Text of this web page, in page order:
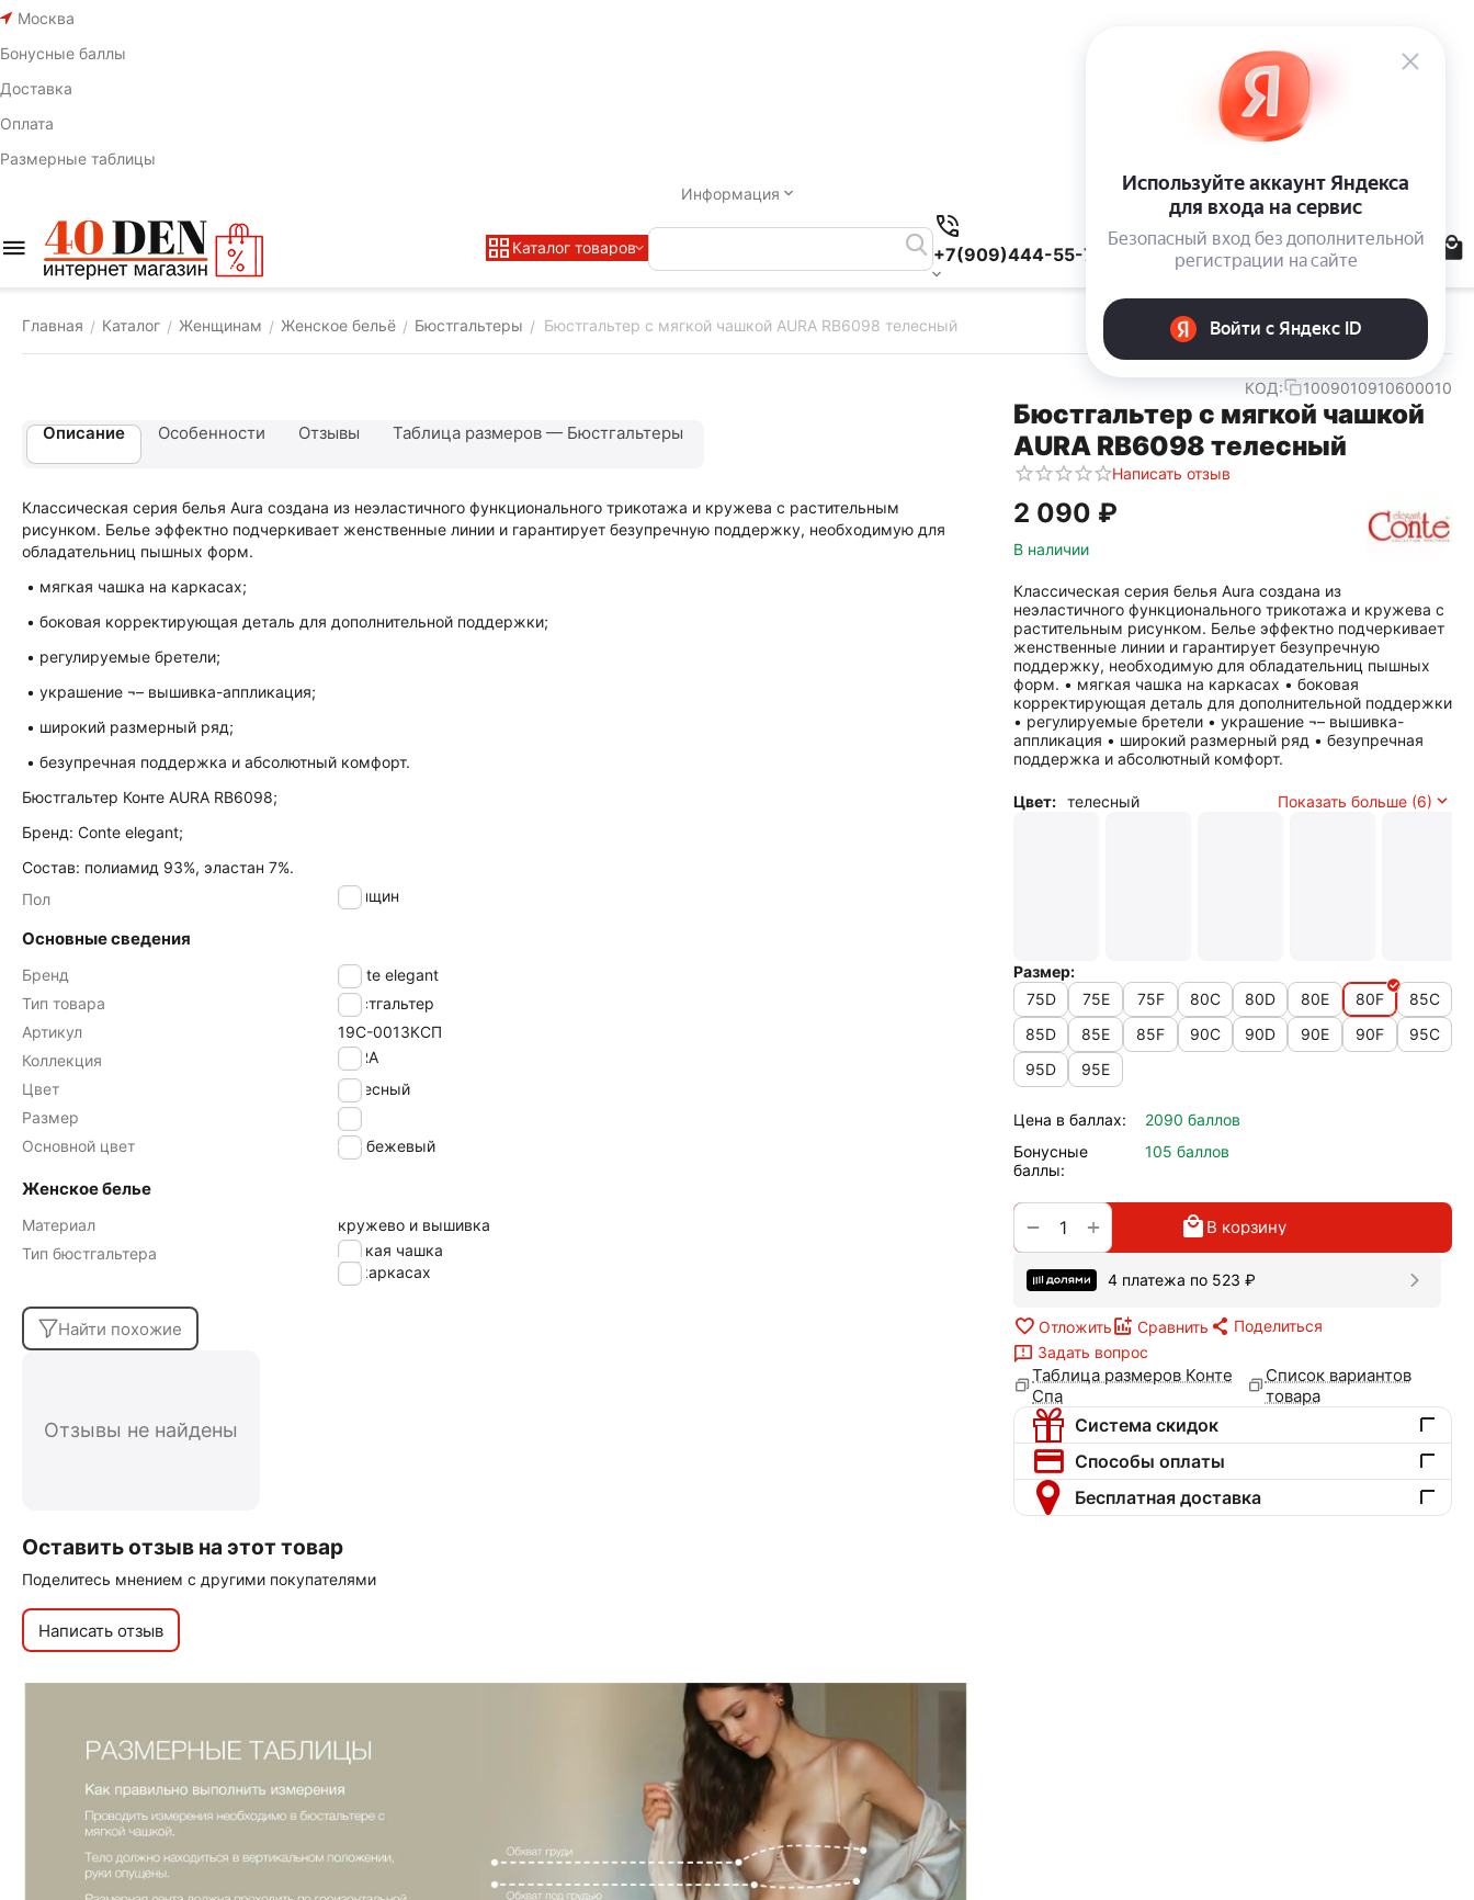
Москва
Бонусные баллы
Доставка
Оплата
Размерные таблицы
Информация
Каталог товаров +7(909)444-55-78
Главная / Каталог / Женщинам / Женское бельё / Бюстгальтеры / Бюстгальтер с мягкой чашкой AURA RB6098 телесный
КОД: 1009010910600010
Бюстгальтер с мягкой чашкой
AURA RB6098 телесный
Написать отзыв
2 090 ₽
В наличии
Классическая серия белья Aura создана из
неэластичного функционального трикотажа и кружева с
растительным рисунком. Белье эффектно подчеркивает
женственные линии и гарантирует безупречную
поддержку, необходимую для обладательниц пышных
форм. • мягкая чашка на каркасах • боковая
корректирующая деталь для дополнительной поддержки
• регулируемые бретели • украшение ¬– вышивка-
аппликация • широкий размерный ряд • безупречная
поддержка и абсолютный комфорт.
Цвет: телесный Показать больше (6)
Размер:
75D
75E 75F 80C 80D 80E 80F
85C
85D
85E 85F 90C 90D 90E 90F
95C
95D
95E
Цена в баллах:
2090 баллов
Бонусные
баллы:
105 баллов
+
− В корзину
4 платежа по 523 ₽
Отложить Сравнить
Поделиться
Задать вопрос
Таблица размеров Конте
Спа
Список вариантов
товара
Система скидок
Способы оплаты
Бесплатная доставка
Описание Особенности Отзывы Таблица размеров — Бюстгальтеры
Классическая серия белья Aura создана из неэластичного функционального трикотажа и кружева с растительным
рисунком. Белье эффектно подчеркивает женственные линии и гарантирует безупречную поддержку, необходимую для
обладательниц пышных форм.
• мягкая чашка на каркасах;
• боковая корректирующая деталь для дополнительной поддержки;
• регулируемые бретели;
• украшение ¬– вышивка-аппликация;
• широкий размерный ряд;
• безупречная поддержка и абсолютный комфорт.
Бюстгальтер Конте AURA RB6098;
Бренд: Conte elegant;
Состав: полиамид 93%, эластан 7%.
Пол
женщин
Основные сведения
Бренд
Conte elegant
Тип товара
Бюстгальтер
Артикул
19С-0013КСП
Коллекция
AURA
Цвет
телесный
Размер
80F
Основной цвет
бежевый
Женское белье
Материал
кружево и вышивка
Тип бюстгальтера
мягкая чашка
на каркасах
Найти похожие
Отзывы не найдены
Оставить отзыв на этот товар
Поделитесь мнением с другими покупателями
Написать отзыв